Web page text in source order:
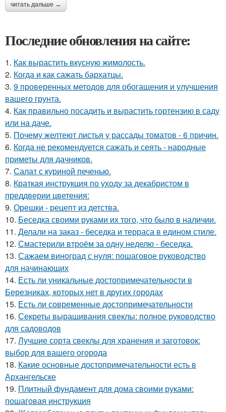
читать дальше →
Последние обновления на сайте:
1. Как вырастить вкусную жимолость.
2. Когда и как сажать бархатцы.
3. 9 проверенных методов для обогащения и улучшения
вашего грунта.
4. Как правильно посадить и вырастить гортензию в саду
или на даче.
5. Почему желтеют листья у рассады томатов - 6 причин.
6. Когда не рекомендуется сажать и сеять - народные
приметы для дачников.
7. Салат с куриной печенью.
8. Краткая инструкция по уходу за декабристом в
преддверии цветения:
9. Орешки - рецепт из детства.
10. Беседка своими руками их того, что было в наличии.
11. Делали на заказ - беседка и терраса в едином стиле.
12. Смастерили втроём за одну неделю - беседка.
13. Сажаем виноград с нуля: пошаговое руководство
для начинающих
14. Есть ли уникальные достопримечательности в
Березниках, которых нет в других городах
15. Есть ли современные достопримечательности
16. Секреты выращивания свеклы: полное руководство
для садоводов
17. Лучшие сорта свеклы для хранения и заготовок:
выбор для вашего огорода
18. Какие основные достопримечательности есть в
Архангельске
19. Плитный фундамент для дома своими руками:
пошаговая инструкция